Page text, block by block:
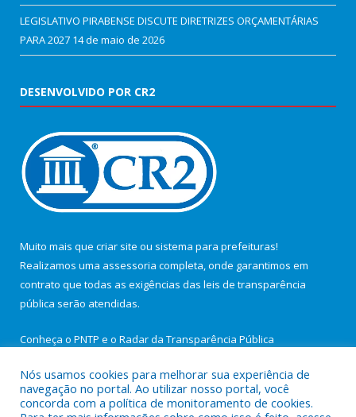
LEGISLATIVO PIRABENSE DISCUTE DIRETRIZES ORÇAMENTÁRIAS
PARA 2027 14 de maio de 2026
DESENVOLVIDO POR CR2
Muito mais que criar site ou sistema para prefeituras!
Realizamos uma assessoria completa, onde garantimos em
contrato que todas as exigências das leis de transparência
pública serão atendidas.
Conheça o PNTP e o Radar da Transparência Pública
Nós usamos cookies para melhorar sua experiência de
navegação no portal. Ao utilizar nosso portal, você
concorda com a política de monitoramento de cookies.